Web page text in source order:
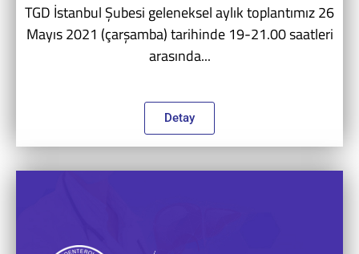
TGD İstanbul Şubesi geleneksel aylık toplantımız 26
Mayıs 2021 (çarşamba) tarihinde 19-21.00 saatleri
arasında...
Detay